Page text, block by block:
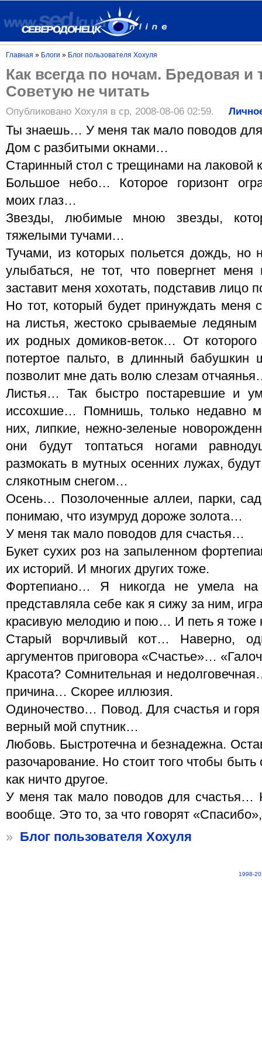
Главная » Блоги » Блог пользователя Хохуля
Как всегда по ночам. Бредовая и
Советую не читать
Опубликовано Хохуля в ср, 2008-08-06 02:59.
Ты знаешь… У меня так мало поводов для
Дом с разбитыми окнами…
Старинный стол с трещинами на
Большое небо… Которое горизонт
моих глаз…
Звезды, любимые мною звезды,
тяжелыми тучами…
Тучами, из которых польется дождь, но
улыбаться, не тот, что повергнет
заставит меня хохотать, подставив лицо
Но тот, который будет принуждать меня
на листья, жестоко срываемые
их родных домиков-веток… От
потертое пальто, в длинный
позволит мне дать волю слезам
Листья… Так быстро постаревшие и
иссохшие… Помнишь, только недавно
них, липкие, нежно-зеленые
они будут топтаться ногами
размокать в мутных осенних лужах,
слякотным снегом…
Осень… Позолоченные аллеи, парки,
понимаю, что изумруд дороже золота…
У меня так мало поводов для счастья…
Букет сухих роз на запыленном
их историй. И многих других тоже.
Фортепиано… Я никогда не умела
представляла себе как я сижу за ним,
красивую мелодию и пою… И петь я тоже
Старый ворчливый кот… Наверно,
аргументов приговора «Счастье»…
Красота? Сомнительная и
причина… Скорее иллюзия.
Одиночество… Повод. Для счастья и
верный мой спутник…
Любовь. Быстротечна и безнадежна.
разочарование. Но стоит того чтобы
как ничто другое.
У меня так мало поводов для
вообще. Это то, за что говорят
» Блог пользователя Хохуля
1998-